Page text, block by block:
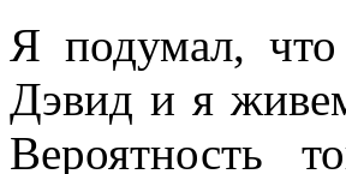
Я подумал,
Дэвид и я